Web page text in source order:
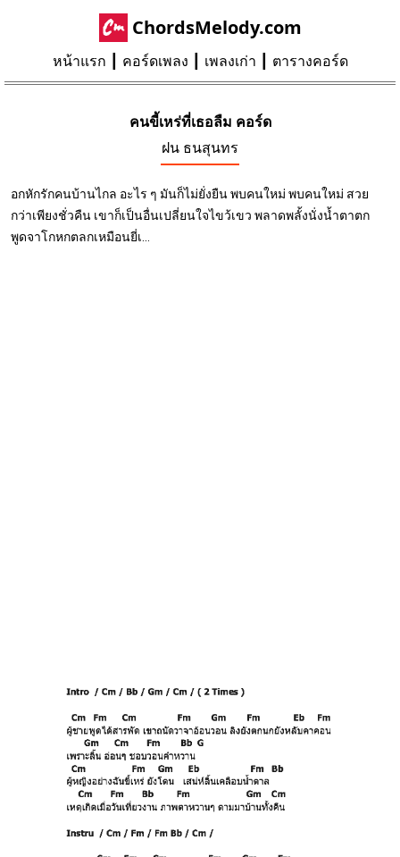
ChordsMelody.com
หน้าแรก คอร์ดเพลง เพลงเก่า ตารางคอร์ด
คนขี้เหร่ที่เธอลืม คอร์ด
ฝน ธนสุนทร
อกหักรักคนบ้านไกล อะไร ๆ มันก็ไม่ยั่งยืน พบคนใหม่ พบคนใหม่ สวย
กว่าเพียงชั่วคืน เขาก็เป็นอื่นเปลี่ยนใจไขว้เขว พลาดพลั้งนั่งน้ำตาตก
พูดจาโกหกตลกเหมือนยี่เ...